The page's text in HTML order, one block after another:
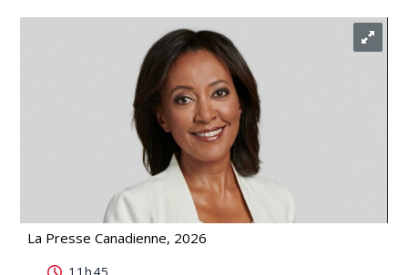
La Presse Canadienne, 2026